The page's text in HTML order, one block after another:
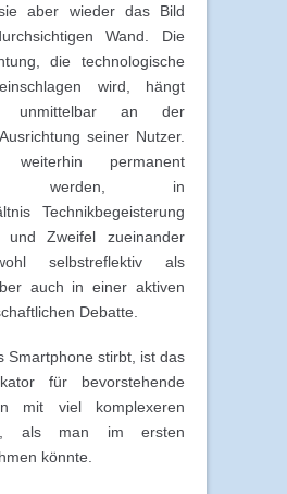
aber wieder das Bild
Wand. Die
die technologische
wird, hängt
unmittelbar an der
seiner Nutzer.
permanent
werden, in
Technikbegeisterung
und Zweifel zueinander
selbstreflektiv als
auch in einer aktiven
Debatte.
Smartphone stirbt, ist das
für bevorstehende
mit viel komplexeren
als man im ersten
könnte.